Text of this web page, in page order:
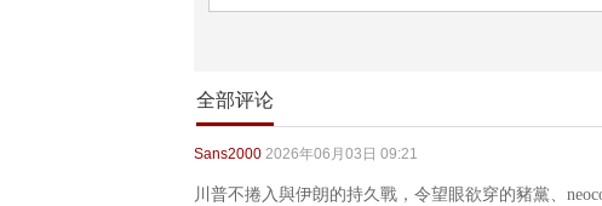
全部评论
Sans2000 2026年06月03日 09:21
川普不捲入與伊朗的持久戰，令望眼欲穿的豬黨、